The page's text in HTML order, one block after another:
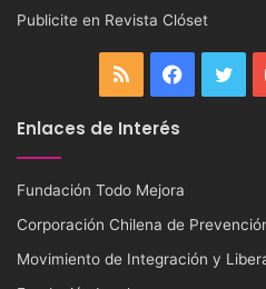
Publicite en Revista Clóset
RSS
Enlaces de Interés
Fundación Todo Mejora
Corporación Chilena de
Movimiento de Integración y